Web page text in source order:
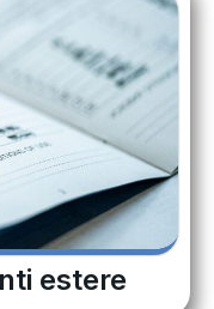
estere